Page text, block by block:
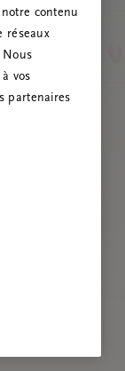
contenu
réseaux
Nous
vos
partenaires